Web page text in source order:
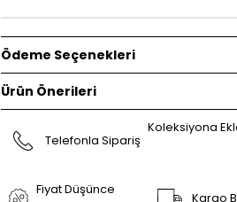
Ödeme Seçenekleri
Ürün Önerileri
Telefonla Sipariş
Koleksiyona
Fiyat Düşünce
Kargo